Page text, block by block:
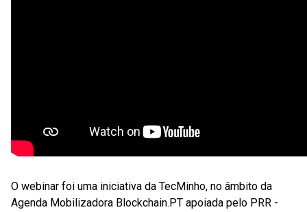
O webinar foi uma iniciativa da TecMinho, no âmbito da
Agenda Mobilizadora Blockchain.PT apoiada pelo PRR -